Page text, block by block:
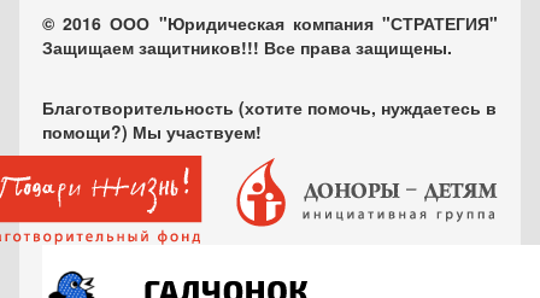
© 2016 ООО "Юридическая компания "СТРАТЕГИЯ"
Защищаем защитников!!! Все права защищены.
Благотворительность (хотите помочь, нуждаетесь в
помощи?) Мы участвуем!